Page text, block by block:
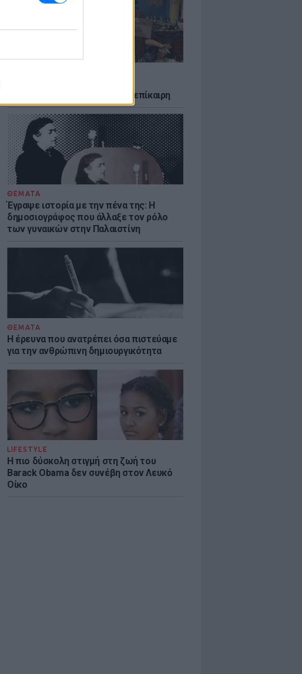
νεοπλουτισμό και παραμένει επίκαιρη
ΘΕΜΑΤΑ
Έγραψε ιστορία με την πένα της: Η
δημοσιογράφος που άλλαξε τον ρόλο
των γυναικών στην Παλαιστίνη
ΘΕΜΑΤΑ
Η έρευνα που ανατρέπει όσα πιστεύαμε
για την ανθρώπινη δημιουργικότητα
LIFESTYLE
Η πιο δύσκολη στιγμή στη ζωή του
Barack Obama δεν συνέβη στον Λευκό
Οίκο